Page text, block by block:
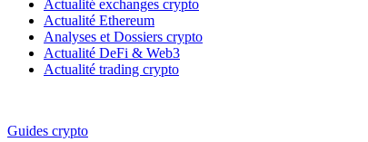
Actualité exchanges crypto
Actualité Ethereum
Analyses et Dossiers crypto
Actualité DeFi & Web3
Actualité trading crypto
Guides crypto